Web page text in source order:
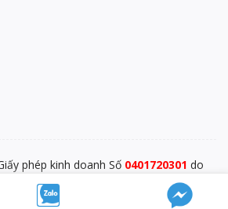
phép kinh doanh Số 0401720301 do
TP. Đà Nẵng cấp ngày 28/12/2015